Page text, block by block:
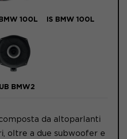
100L IS BMW 100L
BMW2
da altoparlanti
oltre a due subwoofer e